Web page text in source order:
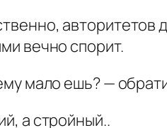
авторитетов
вечно спорит.
мало ешь? —
а стройный..